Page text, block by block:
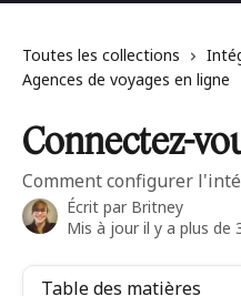
Toutes les collections
Agences de voyages en ligne
Connectez-
Comment configurer
Écrit par Britney
Mis à jour il y a plus de
Table des matières